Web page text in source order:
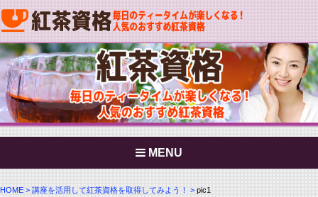
MENU
HOME 講座を活用して紅茶資格を取得してみよう！ pic1